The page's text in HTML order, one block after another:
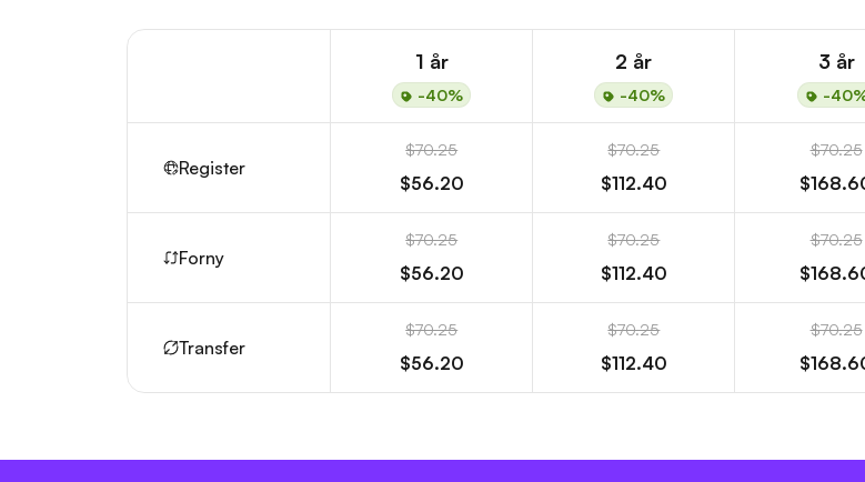
1 år
-40%
2 år
-40%
3 år
-
Register
$70.25
$56.20
$70.25
$112.40
$70.25
Forny
$70.25
$56.20
$70.25
$112.40
$70.25
Transfer
$70.25
$56.20
$70.25
$112.40
$70.25